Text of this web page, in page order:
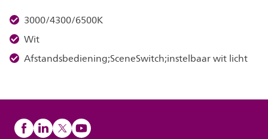
3000/4300/6500K
Wit
Afstandsbediening;SceneSwitch;instelbaar wit licht